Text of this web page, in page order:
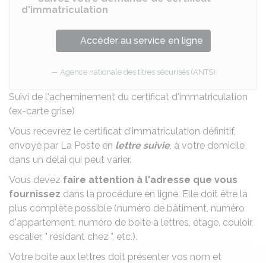
d'immatriculation
Accéder au service en ligne
Agence nationale des titres sécurisés (ANTS)
Suivi de l'acheminement du certificat d'immatriculation
(ex-carte grise)
Vous recevrez le certificat d'immatriculation définitif,
envoyé par La Poste en lettre suivie, à votre domicile
dans un délai qui peut varier.
Vous devez faire attention à l'adresse que vous
fournissez dans la procédure en ligne. Elle doit être la
plus complète possible (numéro de bâtiment, numéro
d'appartement, numéro de boite à lettres, étage, couloir,
escalier, " résidant chez ", etc.).
Votre boite aux lettres doit présenter vos nom et